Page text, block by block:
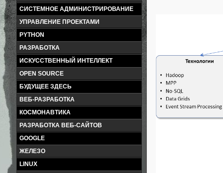
СИСТЕМНОЕ АДМИНИСТРИРОВАНИЕ
УПРАВЛЕНИЕ ПРОЕКТАМИ
PYTHON
РАЗРАБОТКА
ИСКУССТВЕННЫЙ ИНТЕЛЛЕКТ
OPEN SOURCE
БУДУЩЕЕ ЗДЕСЬ
ВЕБ-РАЗРАБОТКА
КОСМОНАВТИКА
РАЗРАБОТКА ВЕБ-САЙТОВ
GOOGLE
ЖЕЛЕЗО
LINUX